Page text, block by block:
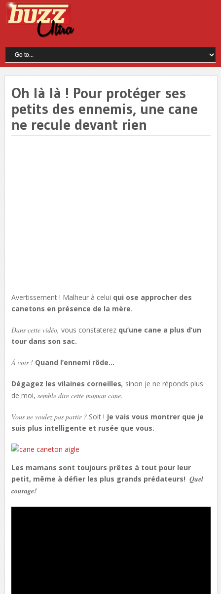
Oh là là ! Pour protéger ses
petits des ennemis, une cane
ne recule devant rien
Avertissement ! Malheur à celui qui ose approcher des
canetons en présence de la mère.
Dans cette vidéo, vous constaterez qu’une cane a plus d’un
tour dans son sac.
À voir ! Quand l’ennemi rôde…
Dégagez les vilaines corneilles, sinon je ne réponds plus
de moi, semble dire cette maman cane.
Vous ne voulez pas partir ?Soit ! Je vais vous montrer que je
suis plus intelligente et rusée que vous.
Les mamans sont toujours prêtes à tout pour leur
petit, même à défier les plus grands prédateurs! Quel
courage!